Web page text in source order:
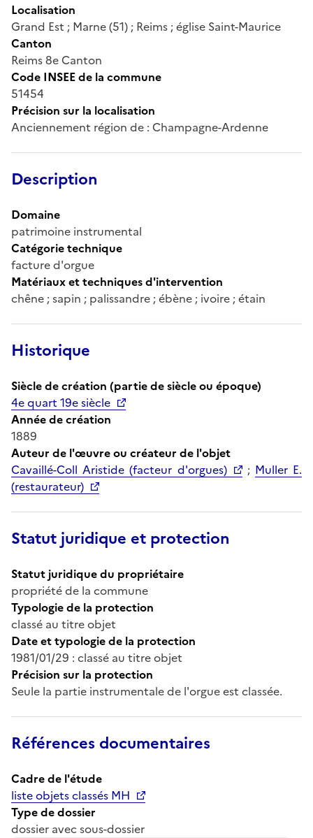
Localisation
Grand Est ; Marne (51) ; Reims ; église Saint-Maurice
Canton
Reims 8e Canton
Code INSEE de la commune
51454
Précision sur la localisation
Anciennement région de : Champagne-Ardenne
Description
Domaine
patrimoine instrumental
Catégorie technique
facture d'orgue
Matériaux et techniques d'intervention
chêne ; sapin ; palissandre ; ébène ; ivoire ; étain
Historique
Siècle de création (partie de siècle ou époque)
4e quart 19e siècle
Année de création
1889
Auteur de l'œuvre ou créateur de l'objet
Cavaillé-Coll Aristide (facteur d'orgues)
; Muller E.
(restaurateur)
Statut juridique et protection
Statut juridique du propriétaire
propriété de la commune
Typologie de la protection
classé au titre objet
Date et typologie de la protection
1981/01/29 : classé au titre objet
Précision sur la protection
Seule la partie instrumentale de l'orgue est classée.
Références documentaires
Cadre de l'étude
liste objets classés MH
Type de dossier
dossier avec sous-dossier